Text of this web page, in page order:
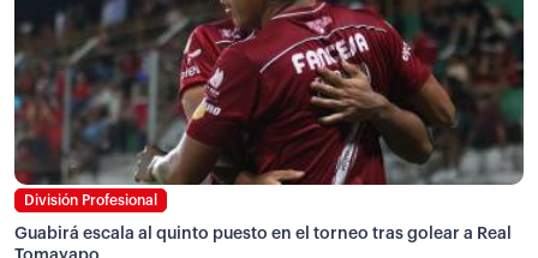
División Profesional
Guabirá escala al quinto puesto en el torneo tras golear a Real